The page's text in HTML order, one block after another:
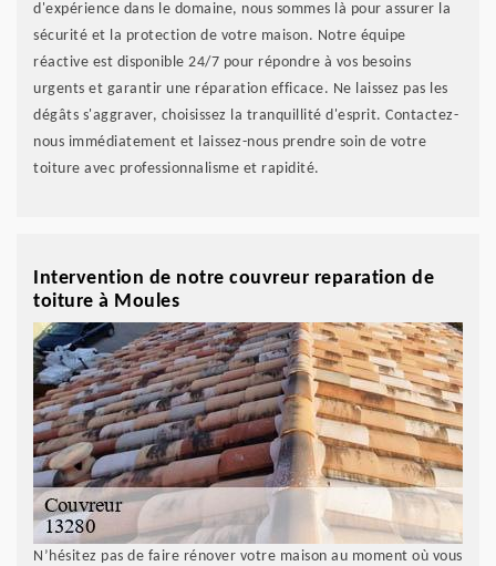
d'expérience dans le domaine, nous sommes là pour assurer la
sécurité et la protection de votre maison. Notre équipe
réactive est disponible 24/7 pour répondre à vos besoins
urgents et garantir une réparation efficace. Ne laissez pas les
dégâts s'aggraver, choisissez la tranquillité d'esprit. Contactez-
nous immédiatement et laissez-nous prendre soin de votre
toiture avec professionnalisme et rapidité.
Intervention de notre couvreur reparation de
toiture à Moules
N’hésitez pas de faire rénover votre maison au moment où vous